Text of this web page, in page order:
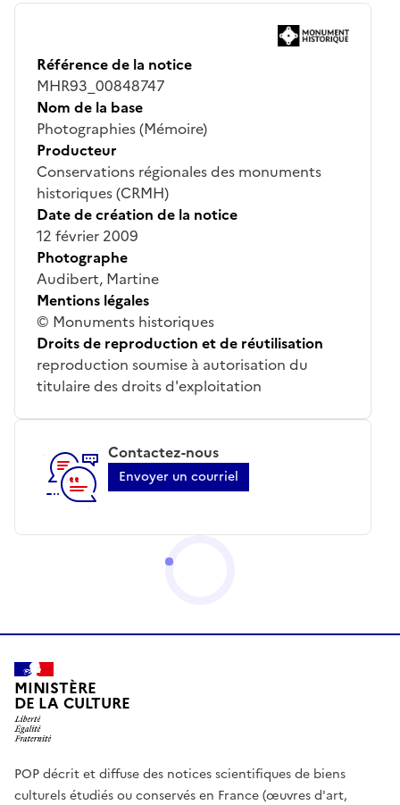
Référence de la notice
MHR93_00848747
Nom de la base
Photographies (Mémoire)
Producteur
Conservations régionales des monuments
historiques (CRMH)
Date de création de la notice
12 février 2009
Photographe
Audibert, Martine
Mentions légales
© Monuments historiques
Droits de reproduction et de réutilisation
reproduction soumise à autorisation du
titulaire des droits d'exploitation
Contactez-nous
Envoyer un courriel
MINISTÈRE
DE LA CULTURE
POP décrit et diffuse des notices scientifiques de biens
culturels étudiés ou conservés en France (œuvres d'art,